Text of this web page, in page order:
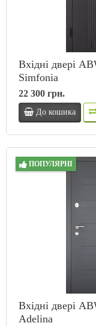
Вхідні двері
Simfonia
22 300 грн.
До кошика
ПОПУЛЯРНІ
Вхідні двері
Adelina